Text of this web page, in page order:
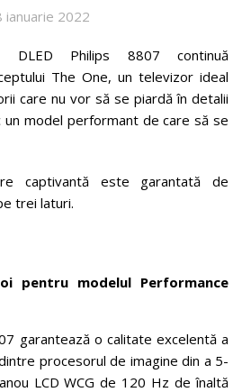
ianuarie 2022
DLED Philips 8807 continuă
The One, un televizor ideal
care nu vor să se piardă în detalii
model performant de care să se
captivantă este garantată de
trei laturi.
pentru modelul Performance
garantează o calitate excelentă a
procesorul de imagine din a 5-
LCD WCG de 120 Hz de înaltă